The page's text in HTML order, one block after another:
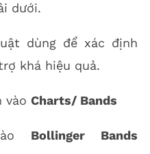
dưới.
dùng để xác định
khá hiệu quả.
vào Charts/ Bands
Bollinger Bands